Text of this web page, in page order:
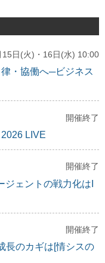
15日(火)・16日(水) 10:00
・協働へ─ビジネス
開催終了
LIVE
開催終了
ジェントの戦力化はI
開催終了
長のカギは[情シスの